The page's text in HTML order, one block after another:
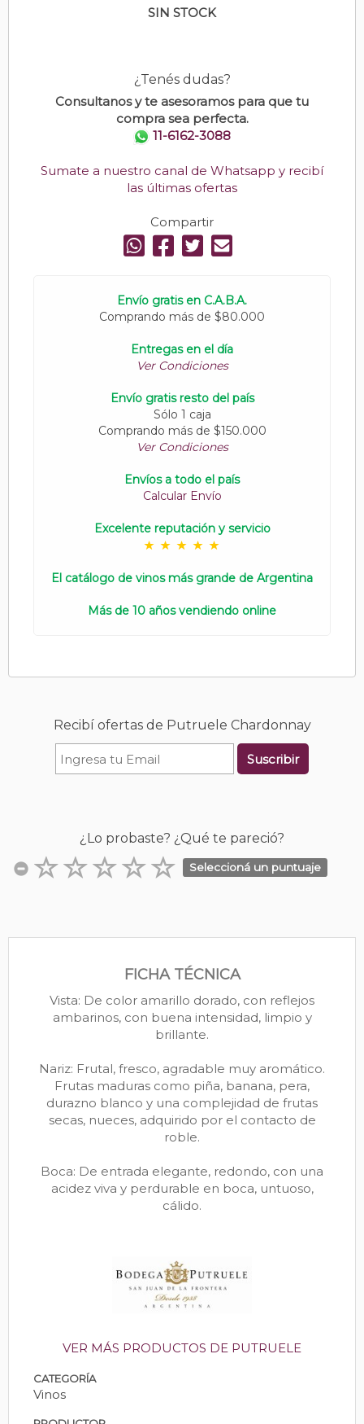
SIN STOCK
¿Tenés dudas?
Consultanos y te asesoramos para que tu
compra sea perfecta.
11-6162-3088
Sumate a nuestro canal de Whatsapp y recibí
las últimas ofertas
Compartir
Envío gratis en C.A.B.A.
Comprando más de $80.000
Entregas en el día
Ver Condiciones
Envío gratis resto del país
Sólo 1 caja
Comprando más de $150.000
Ver Condiciones
Envíos a todo el país
Calcular Envío
Excelente reputación y servicio
El catálogo de vinos más grande de Argentina
Más de 10 años vendiendo online
Recibí ofertas de Putruele Chardonnay
Suscribir
¿Lo probaste? ¿Qué te pareció?
Seleccioná un puntuaje
FICHA TÉCNICA
Vista: De color amarillo dorado, con reflejos
ambarinos, con buena intensidad, limpio y
brillante.
Nariz: Frutal, fresco, agradable muy aromático.
Frutas maduras como piña, banana, pera,
durazno blanco y una complejidad de frutas
secas, nueces, adquirido por el contacto de
roble.
Boca: De entrada elegante, redondo, con una
acidez viva y perdurable en boca, untuoso,
cálido.
VER MÁS PRODUCTOS DE PUTRUELE
CATEGORÍA
Vinos